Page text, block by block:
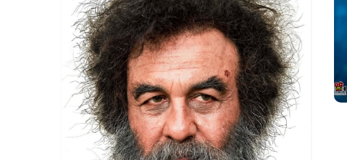
سینمای جهان
«آتش و خاکستر»؛ جیمز کامرون آماده
خداحافظی از «آواتار» شد
سینمای جهان
شروع فیلمبرداری فیلم جدید
اسکورسیزی در هاله‌ای از شک